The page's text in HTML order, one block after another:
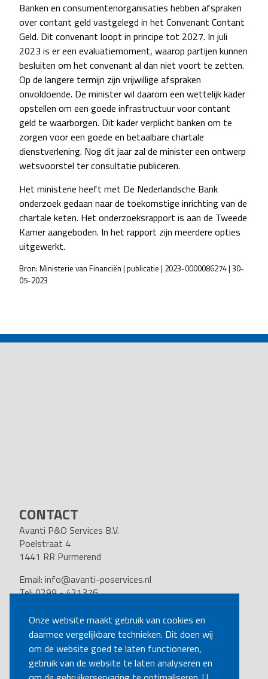
Onze website maakt gebruik van cookies en
daarmee vergelijkbare technieken. Dit doen wij
om de website goed te laten functioneren,
gebruik van de website te laten analyseren en
Banken en consumentenorganisaties hebben afspraken
over contant geld vastgelegd in het Convenant Contant
Geld. Dit convenant loopt in principe tot 2027. In juli
2023 is er een evaluatiemoment, waarop partijen kunnen
besluiten om het convenant al dan niet voort te zetten.
Op de langere termijn zijn vrijwillige afspraken
onvoldoende. De minister wil daarom een wettelijk kader
opstellen om een goede infrastructuur voor contant
geld te waarborgen. Dit kader verplicht banken om te
zorgen voor een goede en betaalbare chartale
dienstverlening. Nog dit jaar zal de minister een ontwerp
wetsvoorstel ter consultatie publiceren.
Het ministerie heeft met De Nederlandsche Bank
onderzoek gedaan naar de toekomstige inrichting van de
chartale keten. Het onderzoeksrapport is aan de Tweede
Kamer aangeboden. In het rapport zijn meerdere opties
uitgewerkt.
Bron: Ministerie van Financiën | publicatie | 2023-0000086274 | 30-
05-2023
NAVIGATION
CONTACT
Avanti P&O Services B.V.
Poelstraat 4
1441 RR Purmerend
Email: info@avanti-poservices.nl
Tel: 0299 - 421376
Kvk nummer: 37140121
VOLG ONS